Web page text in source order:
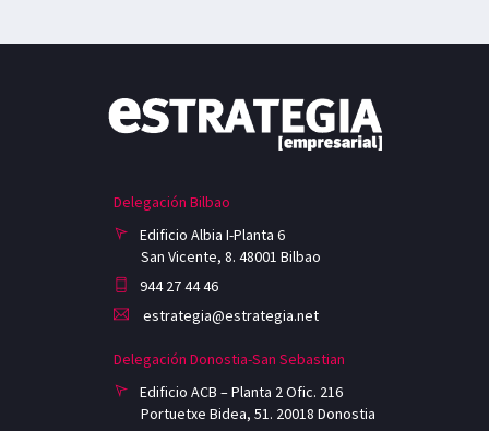
Delegación Bilbao
Edificio Albia I-Planta 6
San Vicente, 8. 48001 Bilbao
944 27 44 46
estrategia@estrategia.net
Delegación Donostia-San Sebastian
Edificio ACB – Planta 2 Ofic. 216
Portuetxe Bidea, 51. 20018 Donostia